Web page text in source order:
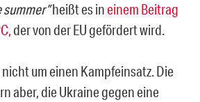
heißt es ineinem Beitrag
der von der EU gefördert wird.
um einen Kampfeinsatz. Die
aber, die Ukraine gegen eine